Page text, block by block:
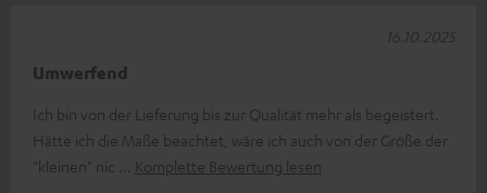
Umwerfend
Ich bin von der Lieferung bis zur Qualität mehr als begeistert.
Hätte ich die Maße beachtet, wäre ich auch von der Größe der
"kleinen" nic
Komplette Bewertung lesen
16.10.2025